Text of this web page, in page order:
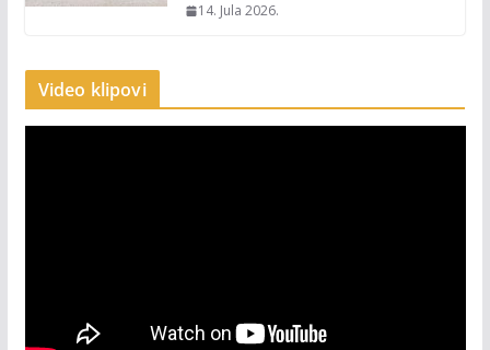
14. Jula 2026.
Video klipovi